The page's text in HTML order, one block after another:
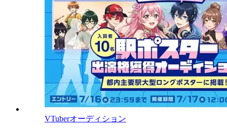
VTuberオーディション